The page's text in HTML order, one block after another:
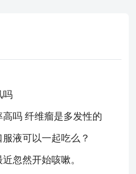
吗
吗 纤维瘤是多发性的
液可以一起吃么？
忽然开始咳嗽。